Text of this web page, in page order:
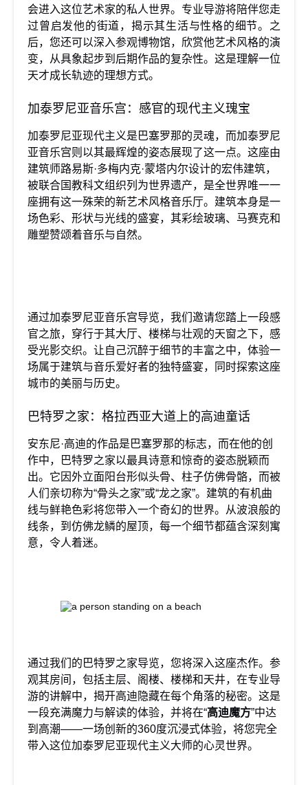
会进入这位艺术家的私人世界。专业导游将陪伴您走
过曾启发他的街道，揭示其生活与性格的细节。之
后，您还可以深入参观博物馆，欣赏他艺术风格的演
变，从具象起步到后期作品的复杂性。这是理解一位
天才成长轨迹的理想方式。
加泰罗尼亚音乐宫：感官的现代主义瑰宝
加泰罗尼亚现代主义是巴塞罗那的灵魂，而加泰罗尼
亚音乐宫则以其最辉煌的姿态展现了这一点。这座由
建筑师路易斯·多梅内克·蒙塔内尔设计的宏伟建筑，
被联合国教科文组织列为世界遗产，是全世界唯一一
座拥有这一殊荣的新艺术风格音乐厅。建筑本身是一
场色彩、形状与光线的盛宴，其彩绘玻璃、马赛克和
雕塑赞颂着音乐与自然。
通过加泰罗尼亚音乐宫导览，我们邀请您踏上一段感
官之旅，穿行于其大厅、楼梯与壮观的天窗之下，感
受光影交织。让自己沉醉于细节的丰富之中，体验一
场属于建筑与音乐爱好者的独特盛宴，同时探索这座
城市的美丽与历史。
巴特罗之家：格拉西亚大道上的高迪童话
安东尼·高迪的作品是巴塞罗那的标志，而在他的创
作中，巴特罗之家以最具诗意和惊奇的姿态脱颖而
出。它因外立面阳台形似头骨、柱子仿佛骨骼，而被
人们亲切称为“骨头之家”或“龙之家”。建筑的有机曲
线与鲜艳色彩将您带入一个奇幻的世界。从波浪般的
线条，到仿佛龙鳞的屋顶，每一个细节都蕴含深刻寓
意，令人着迷。
通过我们的巴特罗之家导览，您将深入这座杰作。参
观其房间，包括主层、阁楼、楼梯和天井，在专业导
游的讲解中，揭开高迪隐藏在每个角落的秘密。这是
一段充满魔力与解读的体验，并将在“高迪魔方”中达
到高潮——一场创新的360度沉浸式体验，将您完全
带入这位加泰罗尼亚现代主义大师的心灵世界。